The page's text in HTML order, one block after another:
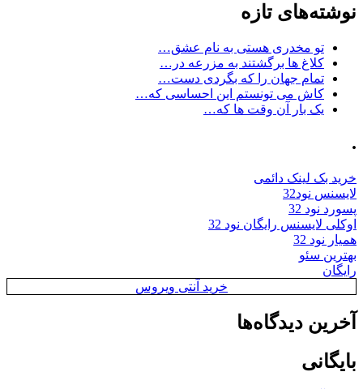
نوشته‌های تازه
تو مخدری هستی به نام عشق…
کلاغ ها برگشتند به مزرعه در…
تمام جهان را که بگردی دست…
کاش می تونستم این احساسی که…
یک بار آن وقت ها که…
.
خرید بک لینک دائمی
لایسنس نود32
پسورد نود 32
اوکلی لایسنس رایگان نود 32
همیار نود 32
بهترین سئو
رایگان
خرید آنتی ویروس
آخرین دیدگاه‌ها
بایگانی